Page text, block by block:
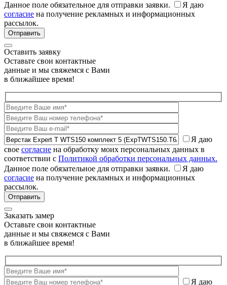
Данное поле обязательное для отправки заявки.
Я даю
согласие на получение рекламных и информационных
рассылок.
Оставить заявку
Оставьте свои контактные
данные и мы свяжемся с Вами
в ближайшее время!
Я даю
свое согласие на обработку моих персональных данных в
соответствии с Политикой обработки персональных данных.
Данное поле обязательное для отправки заявки.
Я даю
согласие на получение рекламных и информационных
рассылок.
Заказать замер
Оставьте свои контактные
данные и мы свяжемся с Вами
в ближайшее время!
Я даю